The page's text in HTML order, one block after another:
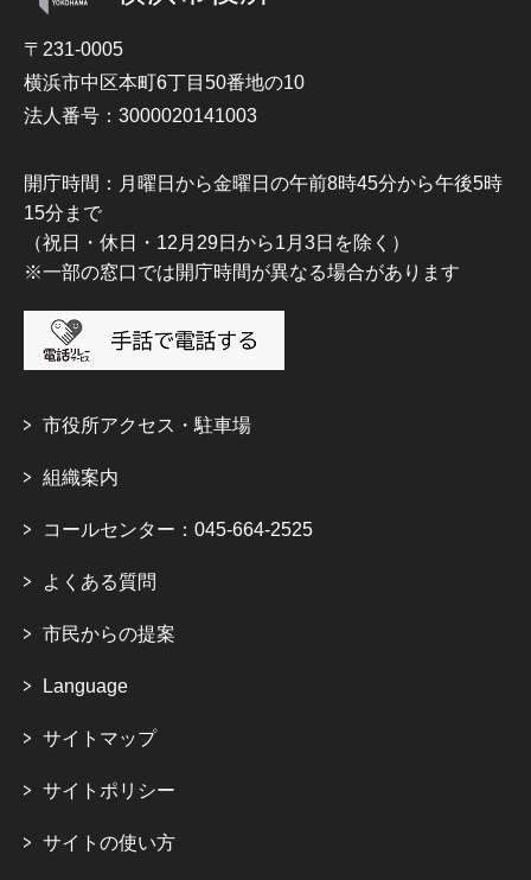
〒231-0005
横浜市中区本町6丁目50番地の10
法人番号：3000020141003
開庁時間：月曜日から金曜日の午前8時45分から午後5時
15分まで
（祝日・休日・12月29日から1月3日を除く）
※一部の窓口では開庁時間が異なる場合があります
市役所アクセス・駐車場
組織案内
コールセンター：045-664-2525
よくある質問
市民からの提案
Language
サイトマップ
サイトポリシー
サイトの使い方